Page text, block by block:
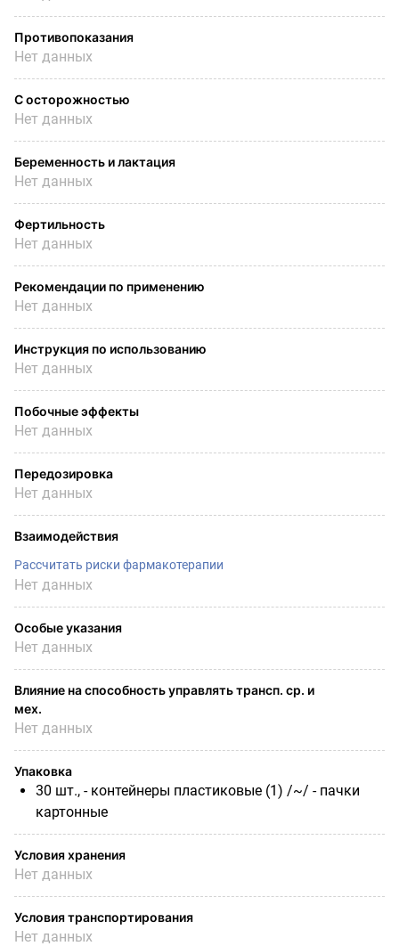
Противопоказания
Нет данных
С осторожностью
Нет данных
Беременность и лактация
Нет данных
Фертильность
Нет данных
Рекомендации по применению
Нет данных
Инструкция по использованию
Нет данных
Побочные эффекты
Нет данных
Передозировка
Нет данных
Взаимодействия
Рассчитать риски фармакотерапии
Нет данных
Особые указания
Нет данных
Влияние на способность управлять трансп. ср. и
мех.
Нет данных
Упаковка
30 шт., - контейнеры пластиковые (1) /~/ - пачки
картонные
Условия хранения
Нет данных
Условия транспортирования
Нет данных